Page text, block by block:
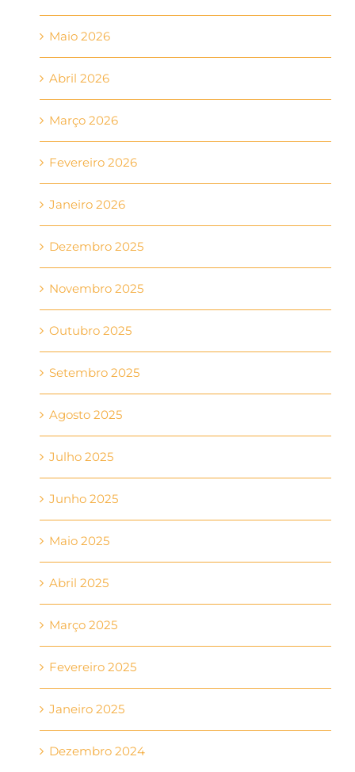
Maio 2026
Abril 2026
Março 2026
Fevereiro 2026
Janeiro 2026
Dezembro 2025
Novembro 2025
Outubro 2025
Setembro 2025
Agosto 2025
Julho 2025
Junho 2025
Maio 2025
Abril 2025
Março 2025
Fevereiro 2025
Janeiro 2025
Dezembro 2024